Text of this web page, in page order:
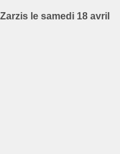
le samedi 18 avril